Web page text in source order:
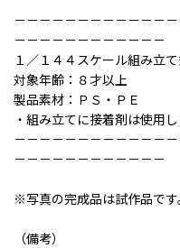
－－－－－－－－－－－－
－－－－－－－－－－－－
１／１４４スケール組み立
対象年齢：８才以上
製品素材：ＰＳ・ＰＥ
・組み立てに接着剤は使用
－－－－－－－－－－－－
－－－－－－－－－－－－
※写真の完成品は試作品です
（備考）